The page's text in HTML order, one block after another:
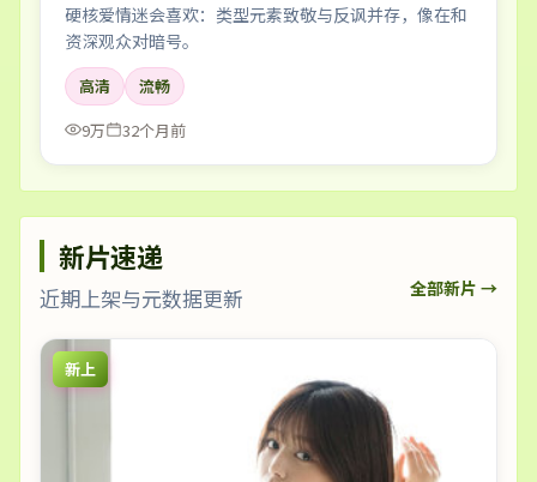
硬核爱情迷会喜欢：类型元素致敬与反讽并存，像在和
资深观众对暗号。
高清
流畅
9万
32个月前
新片速递
近期上架与元数据更新 全部新片 →
新上